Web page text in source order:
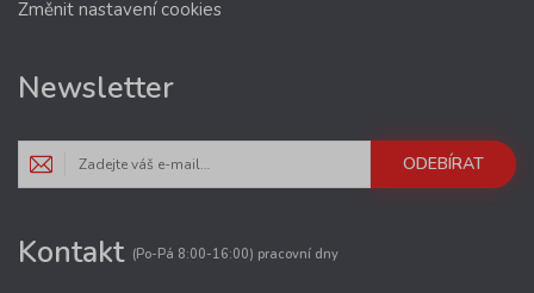
Změnit nastavení cookies
Newsletter
ODEBÍRAT
Kontakt (Po-Pá 8:00-16:00) pracovní dny